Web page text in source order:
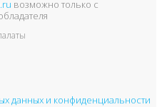
возможно только с
данных и конфиденциальности